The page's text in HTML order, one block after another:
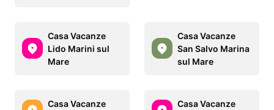
Casa Vacanze
Lido Marini sul
Mare
Casa Vacanze
San Salvo Marina
sul Mare
Casa Vacanze
Casa Vacanze